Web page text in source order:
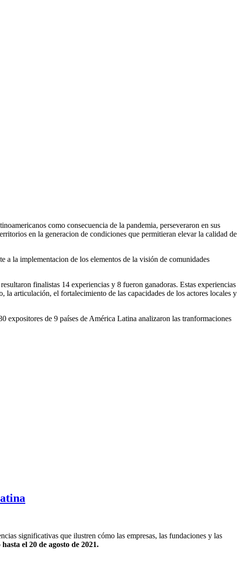
como consecuencia de la pandemia, perseveraron en sus
en la generacion de condiciones que permitieran elevar la calidad de
a la implementacion de los elementos de la visión de comunidades
finalistas 14 experiencias y 8 fueron ganadoras. Estas experiencias
articulación, el fortalecimiento de las capacidades de los actores locales y
de 9 países de América Latina analizaron las tranformaciones
significativas que ilustren cómo las empresas, las fundaciones y las
el 20 de agosto de 2021.